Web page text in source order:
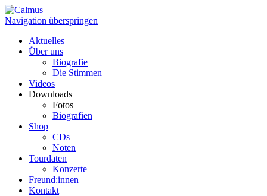
Navigation überspringen
Aktuelles
Über uns
Biografie
Die Stimmen
Videos
Downloads
Fotos
Biografien
Shop
CDs
Noten
Tourdaten
Konzerte
Freund:innen
Kontakt